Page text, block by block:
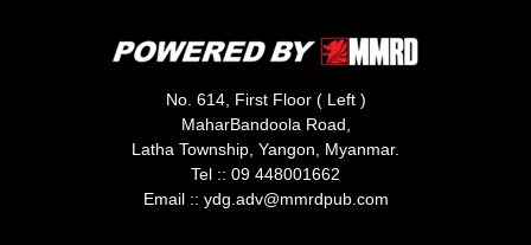
No. 614, First Floor ( Left )
MaharBandoola Road,
Latha Township, Yangon, Myanmar.
Tel :: 09 448001662
Email :: ydg.adv@mmrdpub.com